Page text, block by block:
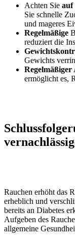
Achten Sie auf
Sie schnelle
und mageres
Regelmäßige
reduziert die
Gewichts
Regelmäßiger
ermöglicht es,
Rauchen erhöht das
erheblich und
bereits an Diabetes
Aufgeben des
allgemeine